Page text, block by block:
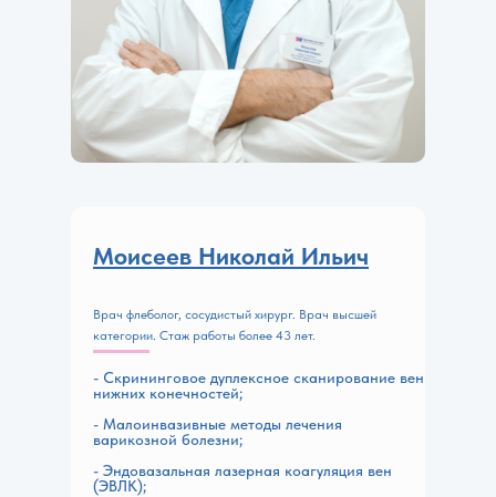
Врач флеболог, сосудистый хирург. Врач высшей
категории. Стаж работы более 43 лет.
Моисеев Николай Ильич
- Скрининговое дуплексное сканирование вен
нижних конечностей;
- Малоинвазивные методы лечения
варикозной болезни;
- Эндовазальная лазерная коагуляция вен
(ЭВЛК);